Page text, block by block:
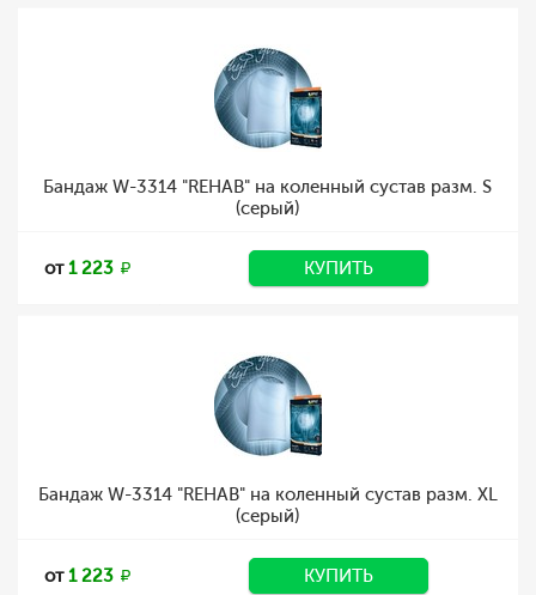
Бандаж W-3314 "REHAB" на коленный сустав разм. S
(серый)
от1 223 КУПИТЬ
Бандаж W-3314 "REHAB" на коленный сустав разм. XL
(серый)
от1 223 КУПИТЬ